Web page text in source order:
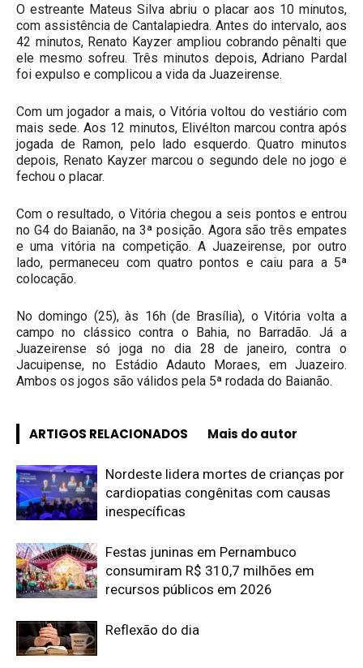
O estreante Mateus Silva abriu o placar aos 10 minutos,
com assistência de Cantalapiedra. Antes do intervalo, aos
42 minutos, Renato Kayzer ampliou cobrando pênalti que
ele mesmo sofreu. Três minutos depois, Adriano Pardal
foi expulso e complicou a vida da Juazeirense.
Com um jogador a mais, o Vitória voltou do vestiário com
mais sede. Aos 12 minutos, Elivélton marcou contra após
jogada de Ramon, pelo lado esquerdo. Quatro minutos
depois, Renato Kayzer marcou o segundo dele no jogo e
fechou o placar.
Com o resultado, o Vitória chegou a seis pontos e entrou
no G4 do Baianão, na 3ª posição. Agora são três empates
e uma vitória na competição. A Juazeirense, por outro
lado, permaneceu com quatro pontos e caiu para a 5ª
colocação.
No domingo (25), às 16h (de Brasília), o Vitória volta a
campo no clássico contra o Bahia, no Barradão. Já a
Juazeirense só joga no dia 28 de janeiro, contra o
Jacuipense, no Estádio Adauto Moraes, em Juazeiro.
Ambos os jogos são válidos pela 5ª rodada do Baianão.
ARTIGOS RELACIONADOS Mais do autor
Nordeste lidera mortes de crianças por
cardiopatias congênitas com causas
inespecíficas
Festas juninas em Pernambuco
consumiram R$ 310,7 milhões em
recursos públicos em 2026
Reflexão do dia